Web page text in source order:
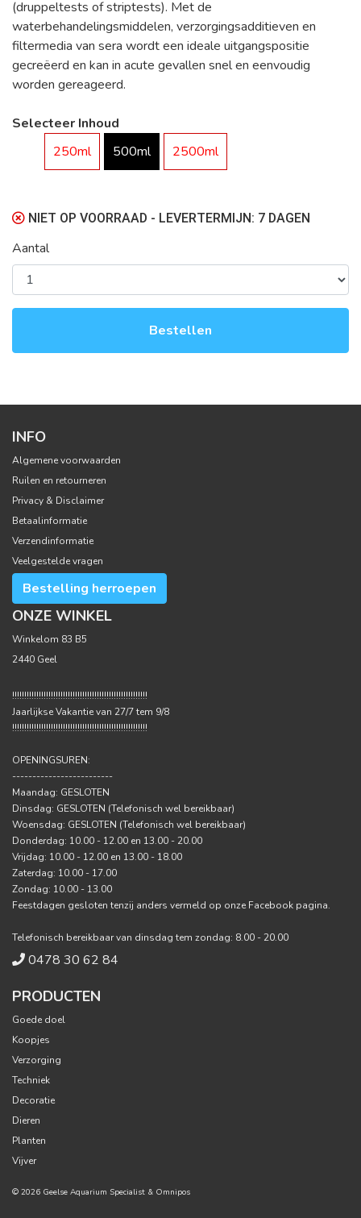
(druppeltests of striptests). Met de
waterbehandelingsmiddelen, verzorgingsadditieven en
filtermedia van sera wordt een ideale uitgangspositie
gecreëerd en kan in acute gevallen snel en eenvoudig
worden gereageerd.
Selecteer Inhoud
250ml
500ml 2500ml
NIET OP VOORRAAD - LEVERTERMIJN: 7 DAGEN
Aantal
Bestellen
INFO
Algemene voorwaarden
Ruilen en retourneren
Privacy & Disclaimer
Betaalinformatie
Verzendinformatie
Veelgestelde vragen
Bestelling herroepen
ONZE WINKEL
Winkelom 83 B5
2440 Geel
!!!!!!!!!!!!!!!!!!!!!!!!!!!!!!!!!!!!!!!!!!!!!!!!!!!!!!!!
Jaarlijkse Vakantie van 27/7 tem 9/8
!!!!!!!!!!!!!!!!!!!!!!!!!!!!!!!!!!!!!!!!!!!!!!!!!!!!!!!!
OPENINGSUREN:
-------------------------
Maandag: GESLOTEN
Dinsdag: GESLOTEN (Telefonisch wel bereikbaar)
Woensdag: GESLOTEN (Telefonisch wel bereikbaar)
Donderdag: 10.00 - 12.00 en 13.00 - 20.00
Vrijdag: 10.00 - 12.00 en 13.00 - 18.00
Zaterdag: 10.00 - 17.00
Zondag: 10.00 - 13.00
Feestdagen gesloten tenzij anders vermeld op onze Facebook pagina.
Telefonisch bereikbaar van dinsdag tem zondag: 8.00 - 20.00
0478 30 62 84
PRODUCTEN
Goede doel
Koopjes
Verzorging
Techniek
Decoratie
Dieren
Planten
Vijver
© 2026 Geelse Aquarium Specialist & Omnipos